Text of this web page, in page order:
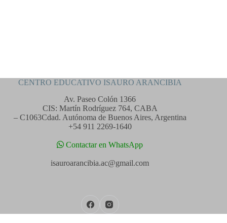
CENTRO EDUCATIVO ISAURO ARANCIBIA
Av. Paseo Colón 1366
CIS: Martín Rodríguez 764, CABA
– C1063Cdad. Autónoma de Buenos Aires, Argentina
+54 911 2269-1640
Contactar en WhatsApp
isauroarancibia.ac@gmail.com